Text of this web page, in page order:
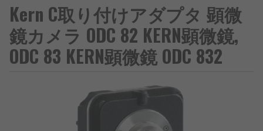
Kern C取り付けアダプタ 顕微
鏡カメラ ODC 82 KERN顕微鏡,
ODC 83 KERN顕微鏡 ODC 832